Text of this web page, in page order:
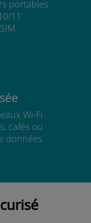
portables
11
Wi-Fi
cafés ou
données